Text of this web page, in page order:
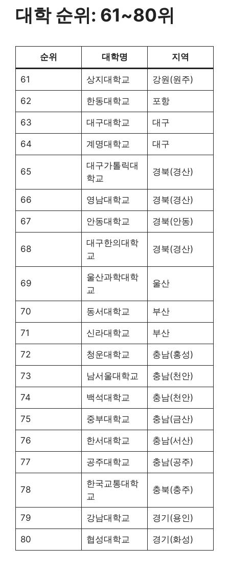
대학 순위: 61~80위
순위 대학명 지역
61 상지대학교 강원(원주)
62 한동대학교 포항
63 대구대학교 대구
64 계명대학교 대구
65
대구가톨릭대
학교
경북(경산)
66 영남대학교 경북(경산)
67 안동대학교 경북(안동)
68
대구한의대학
교
경북(경산)
69
울산과학대학
교
울산
70 동서대학교 부산
71 신라대학교 부산
72 청운대학교 충남(홍성)
73 남서울대학교 충남(천안)
74 백석대학교 충남(천안)
75 중부대학교 충남(금산)
76 한서대학교 충남(서산)
77 공주대학교 충남(공주)
78
한국교통대학
교
충북(충주)
79 강남대학교 경기(용인)
80 협성대학교 경기(화성)